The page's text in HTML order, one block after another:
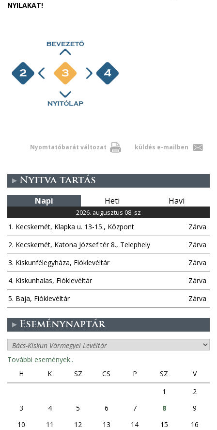
NYILAKAT!
Nyomtatóbarát változat küldés e-mailben
Nyitva tartás
Napi Heti Havi
2026. augusztus 08. sz
1. Kecskemét, Klapka u. 13-15., Központ
Zárva
2. Kecskemét, Katona József tér 8., Telephely
Zárva
3. Kiskunfélegyháza, Fióklevéltár
Zárva
4. Kiskunhalas, Fióklevéltár
Zárva
5. Baja, Fióklevéltár
Zárva
Eseménynaptár
További események..
H
K SZ CS P SZ
V
1
2
3
4 5 6 7 8
9
10
11 12 13 14 15
16